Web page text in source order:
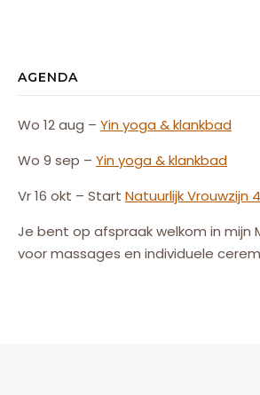
AGENDA
Wo 12 aug – Yin yoga & klankbad
Wo 9 sep – Yin yoga & klankbad
Vr 16 okt – Start NatuurlijkVrouwzijn
Je bent op afspraak welkom in mijn
voor massages en individuele